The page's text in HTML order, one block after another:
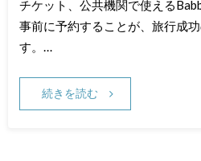
チケット、公共機関で使える
事前に予約することが、旅行成
す。…
続きを読む